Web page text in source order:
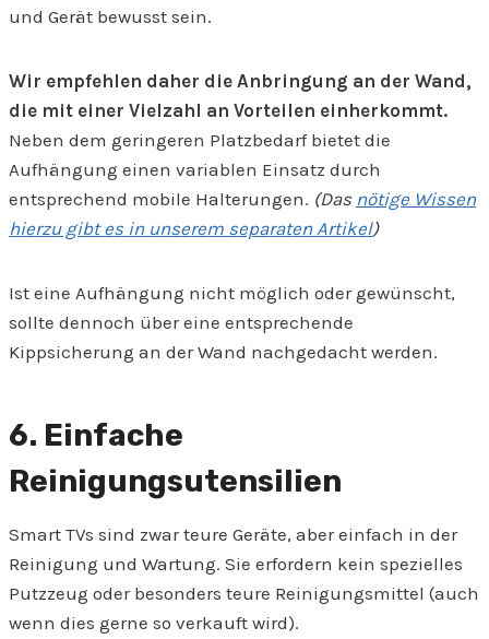
und Gerät bewusst sein.
Wir empfehlen daher die Anbringung an der Wand,
die mit einer Vielzahl an Vorteilen einherkommt.
Neben dem geringeren Platzbedarf bietet die
Aufhängung einen variablen Einsatz durch
entsprechend mobile Halterungen. (Das nötige Wissen
hierzu gibt es in unserem separaten Artikel)
Ist eine Aufhängung nicht möglich oder gewünscht,
sollte dennoch über eine entsprechende
Kippsicherung an der Wand nachgedacht werden.
6. Einfache
Reinigungsutensilien
Smart TVs sind zwar teure Geräte, aber einfach in der
Reinigung und Wartung. Sie erfordern kein spezielles
Putzzeug oder besonders teure Reinigungsmittel (auch
wenn dies gerne so verkauft wird).